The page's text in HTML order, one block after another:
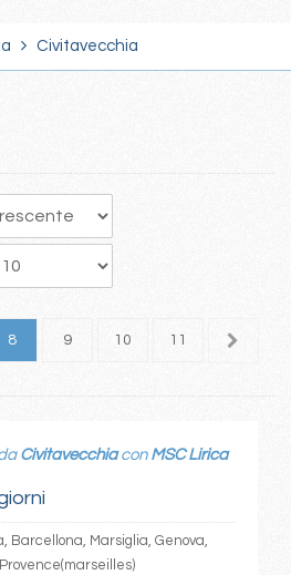
Civitavecchia
8 9 10 11 12
Civitavecchiacon MSC Lirica
Barcellona, Marsiglia, Genova,